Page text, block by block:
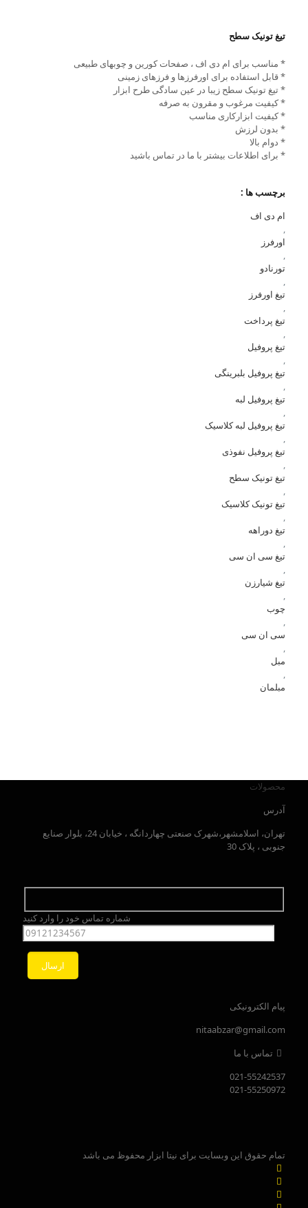
تیغ تونیک سطح
* مناسب برای ام دی اف ، صفحات کورین و چوبهای طبیعی
* قابل استفاده برای اورفرزها و فرزهای زمینی
* تیغ تونیک سطح زیبا در عین سادگی طرح ابزار
* کیفیت مرغوب و مقرون به صرفه
* کیفیت ابزارکاری مناسب
* بدون لرزش
* دوام بالا
* برای اطلاعات بیشتر با ما در تماس باشید
برچسب ها :
ام دی اف
,
اورفرز
,
تورنادو
,
تیغ اورفرز
,
تیغ پرداخت
,
تیغ پروفیل
,
تیغ پروفیل بلبرینگی
,
تیغ پروفیل لبه
,
تیغ پروفیل لبه کلاسیک
,
تیغ پروفیل نفوذی
,
تیغ تونیک سطح
,
تیغ تونیک کلاسیک
,
تیغ دوراهه
,
تیغ سی ان سی
,
تیغ شیارزن
,
چوب
,
سی ان سی
,
مبل
,
مبلمان
محصولات
آدرس
تهران، اسلامشهر،شهرک صنعتی چهاردانگه ، خیابان 24، بلوار صنایع
جنوبی ، پلاک 30
شماره تماس خود را وارد کنید
پیام الکترونیکی
nitaabzar@gmail.com
تماس با ما
021-55242537
021-55250972
تمام حقوق این وبسایت برای نیتا ابزار محفوظ می باشد